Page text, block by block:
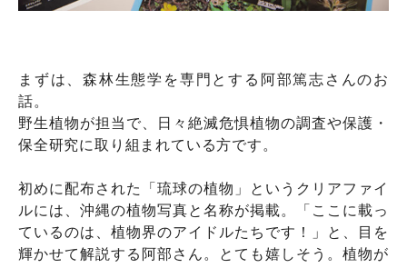
まずは、森林生態学を専門とする阿部篤志さんのお
話。
野生植物が担当で、日々絶滅危惧植物の調査や保護・
保全研究に取り組まれている方です。
初めに配布された「琉球の植物」というクリアファイ
ルには、沖縄の植物写真と名称が掲載。「ここに載っ
ているのは、植物界のアイドルたちです！」と、目を
輝かせて解説する阿部さん。とても嬉しそう。植物が